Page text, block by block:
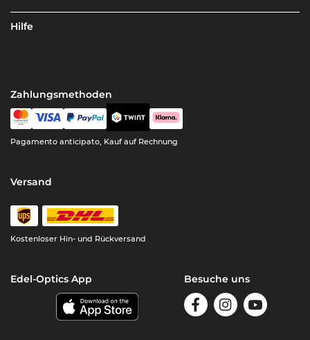
Hilfe
Zahlungsmethoden
Pagamento anticipato, Kauf auf Rechnung
Versand
Kostenloser Hin- und Rückversand
Edel-Optics App Besuche uns